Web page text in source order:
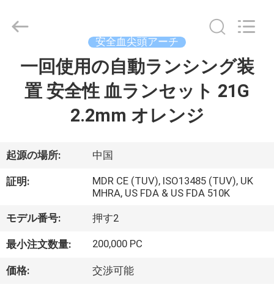
ダ
ク
VR
シ
2025
安全血尖頭アーチ
一回使用の自動ランシング装
置 安全性 血ランセット 21G
2.2mm オレンジ
起源の場所: 中国
証明:
MDR CE (TUV), ISO13485 (TUV), UK
MHRA, US FDA & US FDA 510K
モデル番号: 押す2
最小注文数量: 200,000 PC
価格: 交渉可能